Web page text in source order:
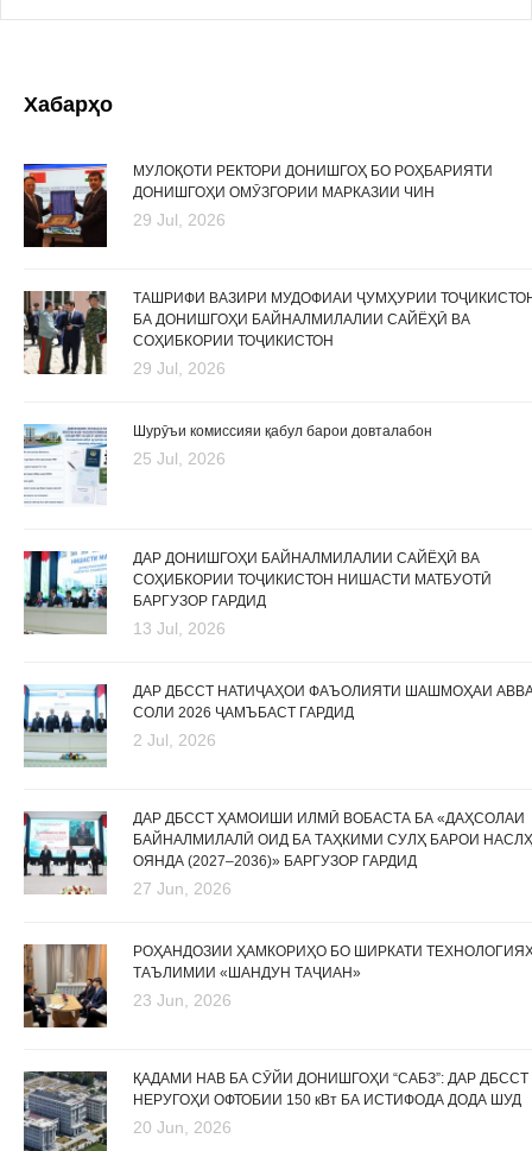
Хабарҳо
МУЛОҚОТИ РЕКТОРИ ДОНИШГОҲ БО РОҲБАРИЯТИ
ДОНИШГОҲИ ОМӮЗГОРИИ МАРКАЗИИ ЧИН
29 Jul, 2026
ТАШРИФИ ВАЗИРИ МУДОФИАИ ҶУМҲУРИИ
БА ДОНИШГОҲИ БАЙНАЛМИЛАЛИИ САЙЁҲӢ ВА
СОҲИБКОРИИ ТОҶИКИСТОН
29 Jul, 2026
Шурӯъи комиссияи қабул барои довталабон
25 Jul, 2026
ДАР ДОНИШГОҲИ БАЙНАЛМИЛАЛИИ САЙЁҲӢ ВА
СОҲИБКОРИИ ТОҶИКИСТОН НИШАСТИ МАТБУОТӢ
БАРГУЗОР ГАРДИД
13 Jul, 2026
ДАР ДБССТ НАТИҶАҲОИ ФАЪОЛИЯТИ ШАШМОҲАИ
СОЛИ 2026 ҶАМЪБАСТ ГАРДИД
2 Jul, 2026
ДАР ДБССТ ҲАМОИШИ ИЛМӢ ВОБАСТА БА «ДАҲСОЛАИ
БАЙНАЛМИЛАЛӢ ОИД БА ТАҲКИМИ СУЛҲ БАРОИ
ОЯНДА (2027–2036)» БАРГУЗОР ГАРДИД
27 Jun, 2026
РОҲАНДОЗИИ ҲАМКОРИҲО БО ШИРКАТИ
ТАЪЛИМИИ «ШАНДУН ТАҶИАН»
23 Jun, 2026
ҚАДАМИ НАВ БА СӮЙИ ДОНИШГОҲИ “САБЗ”: ДАР ДБССТ
НЕРУГОҲИ ОФТОБИИ 150 кВт БА ИСТИФОДА ДОДА ШУД
20 Jun, 2026